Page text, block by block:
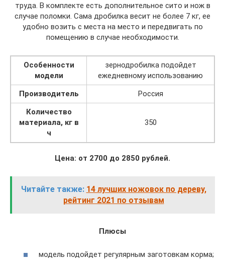
труда. В комплекте есть дополнительное сито и нож в
случае поломки. Сама дробилка весит не более 7 кг, ее
удобно возить с места на место и передвигать по
помещению в случае необходимости.
Особенности
модели
зернодробилка подойдет
ежедневному использованию
Производитель
Россия
Количество
материала, кг в
ч
350
Цена: от 2700 до 2850 рублей.
Читайте также: 14 лучших ножовок по дереву,
рейтинг 2021 по отзывам
Плюсы
модель подойдет регулярным заготовкам корма;